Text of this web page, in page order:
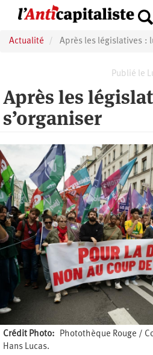
principal
Actualité Après les législatives :
Publié le
Après les
s’organiser
Crédit Photo
Photothèque Rouge /
Hans Lucas.